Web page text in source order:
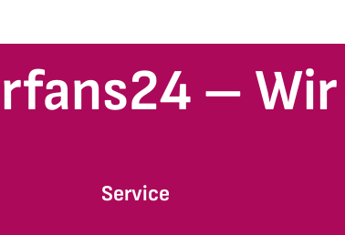
–
Service